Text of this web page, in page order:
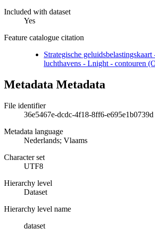
Included with dataset
Yes
Feature catalogue citation
Strategische
luchthavens - Lnight - contouren
Metadata Metadata
File identifier
36e5467e-dcdc-4f18-8ff6-e695e1b0739d
Metadata language
Nederlands; Vlaams
Character set
UTF8
Hierarchy level
Dataset
Hierarchy level name
dataset